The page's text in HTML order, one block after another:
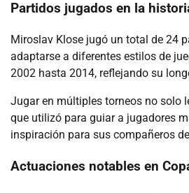
Partidos jugados en la
Miroslav Klose jugó un total de 24
adaptarse a diferentes estilos de
2002 hasta 2014, reflejando su
Jugar en múltiples torneos no solo
que utilizó para guiar a jugadores
inspiración para sus compañeros
Actuaciones notables en